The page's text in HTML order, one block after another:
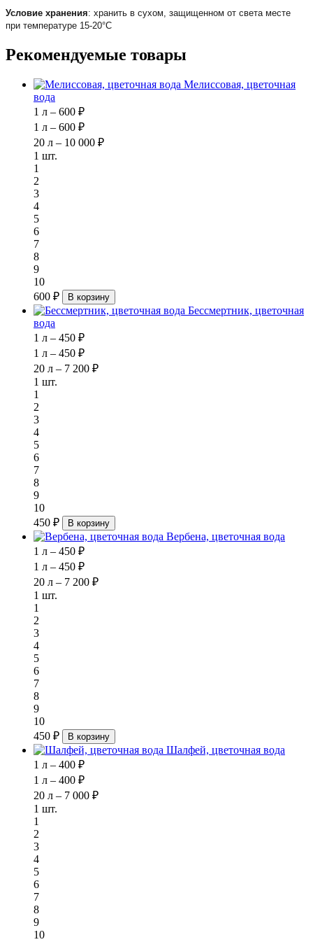
Условие хранения: хранить в сухом, защищенном от света месте
при температуре 15-20°С
Рекомендуемые товары
Мелиссовая, цветочная
вода
1 л – 600 ₽
1 л – 600 ₽
20 л – 10 000 ₽
1 шт.
1
2
3
4
5
6
7
8
9
10
600 ₽
В корзину
Бессмертник, цветочная
вода
1 л – 450 ₽
1 л – 450 ₽
20 л – 7 200 ₽
1 шт.
1
2
3
4
5
6
7
8
9
10
450 ₽
В корзину
Вербена, цветочная вода
1 л – 450 ₽
1 л – 450 ₽
20 л – 7 200 ₽
1 шт.
1
2
3
4
5
6
7
8
9
10
450 ₽
В корзину
Шалфей, цветочная вода
1 л – 400 ₽
1 л – 400 ₽
20 л – 7 000 ₽
1 шт.
1
2
3
4
5
6
7
8
9
10